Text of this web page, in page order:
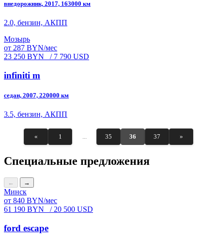
внедорожник, 2017, 163000 км
2.0, бензин, АКПП
Мозырь
от 287 BYN/мес
23 250 BYN
/ 7 790 USD
infiniti m
седан, 2007, 220000 км
3.5, бензин, АКПП
« 1 35 36 37 »
Специальные предложения
← →
Минск
от 840 BYN/мес
61 190 BYN
/ 20 500 USD
ford escape